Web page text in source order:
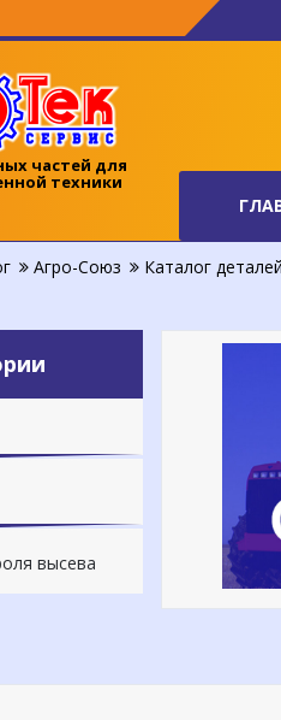
частей для
техники
Агро-Союз Каталог
высева